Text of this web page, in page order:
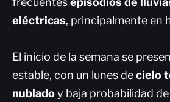
eléctricas, principalmente en
El inicio de la semana se
estable, con un lunes decielo
nubladoy baja probabilidad